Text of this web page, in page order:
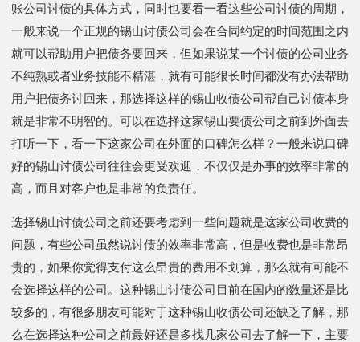
账公司讨债的具体方式，同时也要看一看这些公司讨债的周期，
一般来说一个正规的锡山讨债公司会在合同约定的时间范围之内
就可以帮助用户把债务要回来，但如果说某一个讨债的公司业务
不纯熟或者业务技能不精湛，就有可能很长时间都没有办法帮助
用户把债务讨回来，那选择这样的锡山收债公司帮自己讨债本身
就是非常不明智的。可以在选择这家锡山要债公司之前到外面去
打听一下，看一下这家公司在外面的口碑怎么样？一般来说口碑
好的锡山讨债公司往往会更受欢迎，不仅仅是办事的效率非常的
高，而且对客户也是非常的负责任。
选择锡山讨债公司之前还要考虑到一些问题就是这家公司收费的
问题，有些公司虽然说讨债的效率非常高，但是收费也是非常昂
贵的，如果你觉得支付这么昂贵的费用不划算，那么就有可能不
会选择这样的公司。这种锡山讨债公司目前在国内的数量还是比
较多的，有很多朋友可能对于这种锡山收债公司还缺乏了解，那
么在选择这种公司之前最好还是多找几家公司去了解一下，主要